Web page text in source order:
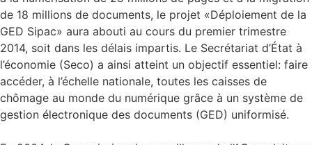
de 18 millions de documents, le projet «Déploiement de la
GED Sipac» aura abouti au cours du premier trimestre
2014, soit dans les délais impartis. Le Secrétariat d’État à
l’économie (Seco) a ainsi atteint un objectif essentiel: faire
accéder, à l’échelle nationale, toutes les caisses de
chômage au monde du numérique grâce à un système de
gestion électronique des documents (GED) uniformisé.